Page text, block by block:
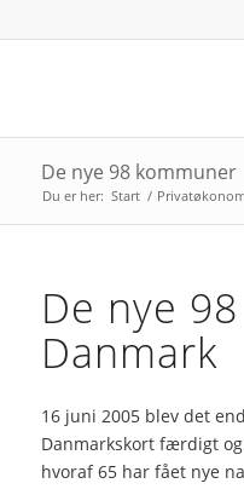
De nye 98 kommuner
Du er her: Start /
De nye
Danmark
16 juni 2005 blev det
Danmarkskort færdigt
hvoraf 65 har fået nye